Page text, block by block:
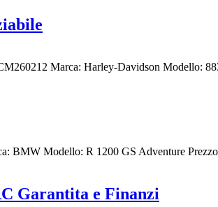
Marca: Harley-Davidson Modello:
BMW Modello: R 1200 GS Adventure
Garantita e Finanzi